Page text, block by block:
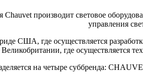
производит световое
управления
США, где осуществляется
где осуществляется
на четыре суббренда: